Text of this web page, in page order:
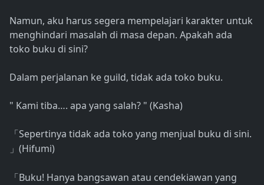
Namun, aku harus segera mempelajari karakter untuk
menghindari masalah di masa depan. Apakah ada
toko buku di sini?
Dalam perjalanan ke guild, tidak ada toko buku.
" Kami tiba…. apa yang salah? " (Kasha)
「 Sepertinya tidak ada toko yang menjual buku di sini.
」 (Hifumi)
「 Buku! Hanya bangsawan atau cendekiawan yang